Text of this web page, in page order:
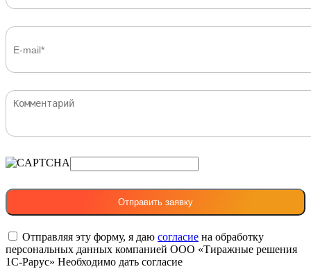
Отправляя эту форму, я даю согласие на обработку
персональных данных компанией ООО «Тиражные решения
1С-Рарус» Необходимо дать согласие